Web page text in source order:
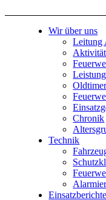
Wir über uns
Leitung
Chronik
Technik
Einsatzberichte